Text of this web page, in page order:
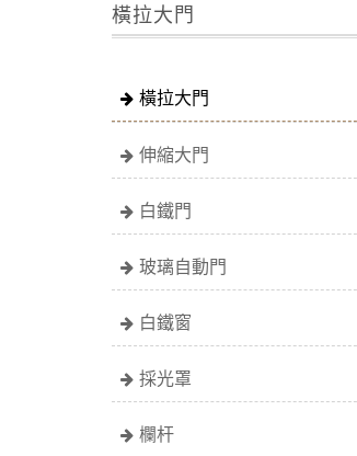
橫拉大門
橫拉大門
伸縮大門
白鐵門
玻璃自動門
白鐵窗
採光罩
欄杆